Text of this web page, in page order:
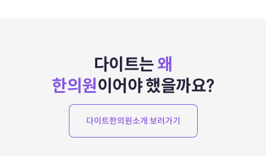
다이트는 왜
한의원이어야 했을까요?
다이트한의원소개 보러가기